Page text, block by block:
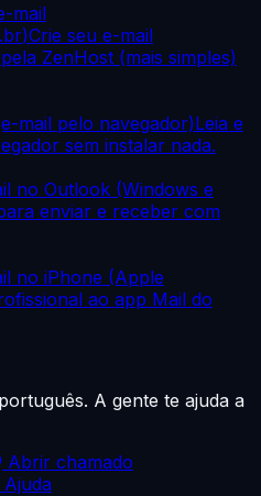
mail
)Crie seu e-mail
ZenHost (mais simples)
mail pelo navegador)Leia e
sem instalar nada.
no Outlook (Windows e
enviar e receber com
no iPhone (Apple
ao app Mail do
A gente te ajuda a
Abrir chamado